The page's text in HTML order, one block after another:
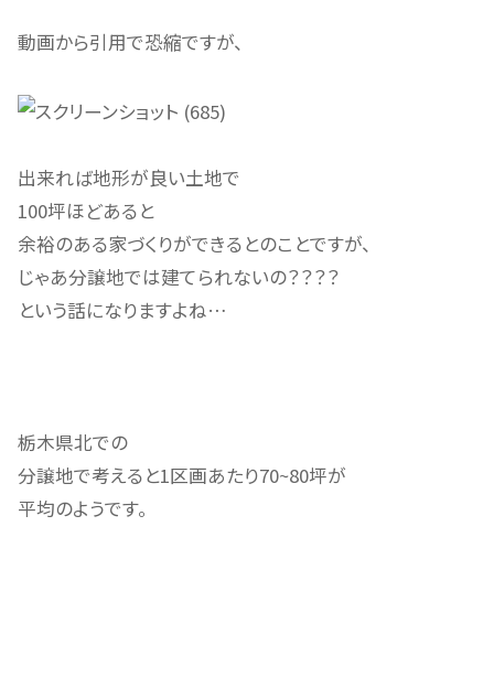
動画から引用で恐縮ですが、
出来れば地形が良い土地で
100坪ほどあると
余裕のある家づくりができるとのことですが、
じゃあ分譲地では建てられないの？？？？
という話になりますよね…
栃木県北での
分譲地で考えると1区画あたり70~80坪が
平均のようです。